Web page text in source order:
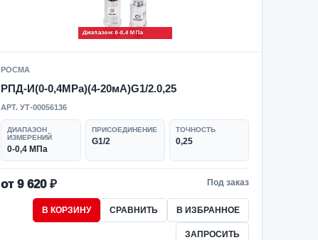
РОСМА
РПД-И(0-0,4MPa)(4-20мА)G1/2.0,25
АРТ. УТ-00056136
ДИАПАЗОН
ИЗМЕРЕНИЙ
0-0,4 МПа
ПРИСОЕДИНЕНИЕ
G1/2
ТОЧНОСТЬ
0,25
от 9 620 ₽ Под заказ
В КОРЗИНУ СРАВНИТЬ В ИЗБРАННОЕ
ЗАПРОСИТЬ